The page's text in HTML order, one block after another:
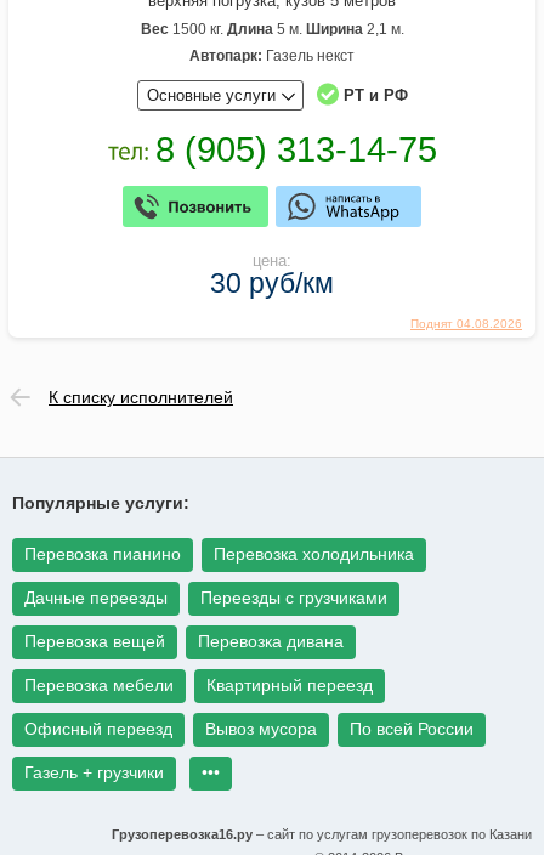
Поднят 04.08.2026
Вес1500 кг. Длина5 м. Ширина2,1 м.
Автопарк: Газель некст
Основные услуги РТ и РФ
цена:
30 руб/км
К списку исполнителей
Популярные услуги:
Перевозка пианино Перевозка холодильника
Дачные переезды Переезды с грузчиками
Перевозка вещей Перевозка дивана
Перевозка мебели Квартирный переезд
Офисный переезд Вывоз мусора По всей России
Газель + грузчики •••
Грузоперевозка16.ру – сайт по услугам грузоперевозок по Казани